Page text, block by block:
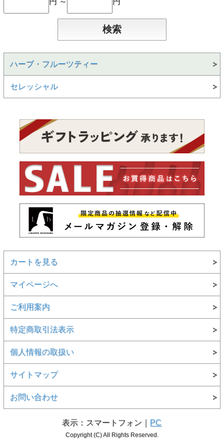
ハーブ・フルーツティー
セレッシャル
カートを見る
マイページへ
ご利用案内
特定商取引法表示
個人情報の取扱い
サイトマップ
お問い合わせ
表示：スマートフォン｜ PC
Copyright (C) All Rights Reserved.